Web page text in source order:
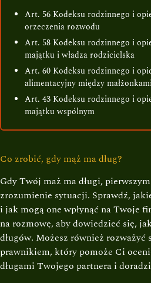
Art. 56 Kodeksu rodzinnego i
orzeczenia rozwodu
Art. 58 Kodeksu rodzinnego i
majątku i władza rodzicielska
Art. 60 Kodeksu rodzinnego i
alimentacyjny między
Art. 43 Kodeksu rodzinnego i
majątku wspólnym
Co zrobić, gdy mąż ma dług?
Gdy Twój maż ma długi,
zrozumienie sytuacji. Sprawdź,
i jak mogą one wpłynąć na Twoje
na rozmowę, aby dowiedzieć się,
długów. Możesz również rozważyć
prawnikiem, który pomoże Ci
długami Twojego partnera i